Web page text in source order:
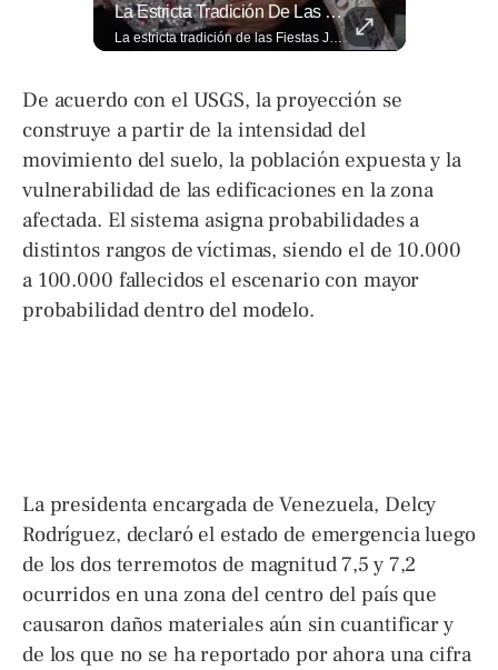
La Estricta Tradición De Las Fiestas Julias En #SantaAna, El Salvador, Obliga A La Reina A No Usar Su Corona Dentro Del Templo.
La estricta tradición de las Fiestas Julias en #SantaAna, El Salvador, obliga a la reina a no usar su corona dentro del templo. Conoce el motivo aquí. 👇 www.eldiariodehoy.com
De acuerdo con el USGS, la proyección se
construye a partir de la intensidad del
movimiento del suelo, la población expuesta y la
vulnerabilidad de las edificaciones en la zona
afectada. El sistema asigna probabilidades a
distintos rangos de víctimas, siendo el de 10.000
a 100.000 fallecidos el escenario con mayor
probabilidad dentro del modelo.
La presidenta encargada de Venezuela, Delcy
Rodríguez, declaró el estado de emergencia luego
de los dos terremotos de magnitud 7,5 y 7,2
ocurridos en una zona del centro del país que
causaron daños materiales aún sin cuantificar y
de los que no se ha reportado por ahora una cifra